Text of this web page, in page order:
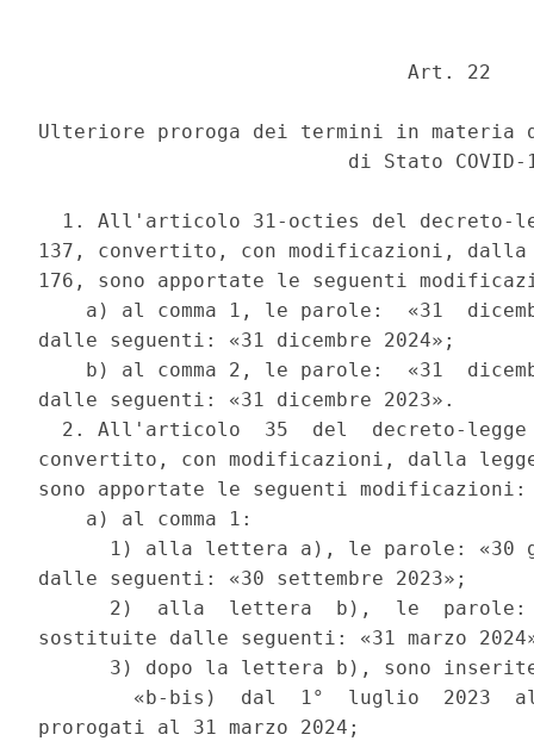
                               Art. 22
Ulteriore proroga dei termini in
di Stato
1. All'articolo 31-octies del decreto-
137, convertito, con modificazioni, dalla
176, sono apportate le seguenti
a) al comma 1, le parole:  «31
dalle seguenti: «31 dicembre 2024»;
b) al comma 2, le parole:  «31
dalle seguenti: «31 dicembre 2023».
2. All'articolo  35  del  decreto-
convertito, con modificazioni, dalla
sono apportate le seguenti
    a) al comma 1:
1) alla lettera a), le parole: «30
dalle seguenti: «30 settembre 2023»;
2)  alla  lettera  b),  le
sostituite dalle seguenti: «31 marzo
3) dopo la lettera b), sono
«b-bis)  dal  1°  luglio  2023
prorogati al 31 marzo 2024;